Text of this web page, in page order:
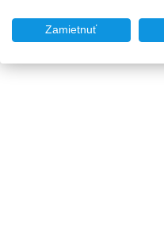
Zamietnuť